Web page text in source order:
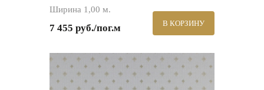
Ширина 1,00 м.
7 455 руб./пог.м В КОРЗИНУ